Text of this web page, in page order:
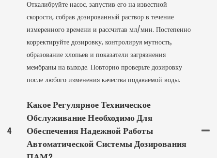
Откалибруйте насос, запустив его на известной
скорости, собрав дозированный раствор в течение
измеренного времени и рассчитав мл/мин. Постепенно
корректируйте дозировку, контролируя мутность,
образование хлопьев и показатели загрязнения
мембраны на выходе. Повторно проверьте дозировку
после любого изменения качества подаваемой воды.
4
Какое Регулярное Техническое
Обслуживание Необходимо Для
Обеспечения Надежной Работы
Автоматической Системы Дозирования